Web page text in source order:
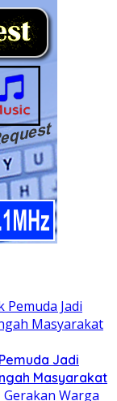
Jadi
Masyarakat